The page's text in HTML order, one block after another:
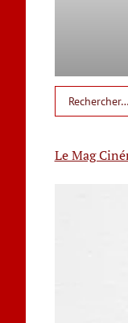
Le Mag